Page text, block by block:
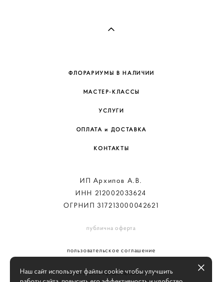
ФЛОРАРИУМЫ В НАЛИЧИИ
МАСТЕР-КЛАССЫ
УСЛУГИ
ОПЛАТА и ДОСТАВКА
КОНТАКТЫ
ИП Архипов А.В.
ИНН 212002033624
ОГРНИП 317213000042621
публична оферта
пользовательское соглашение
политика конфиденциальности
Наш сайт использует файлы cookie чтобы улучшить